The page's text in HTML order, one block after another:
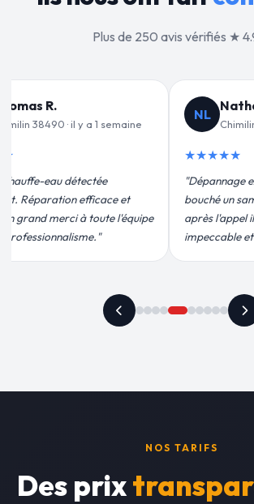
Plus de 250 avis vérifiés ★
L.
38490 · il y a 2 semaines
pour mon WC
soir. 20 minutes
étaient là. Service
prix honnête."
JF
Jean-
Chimilin
★★★★★
"Remplacement
moins de 2h.
conforme,
recommande
NOS TARIFS
Des prix